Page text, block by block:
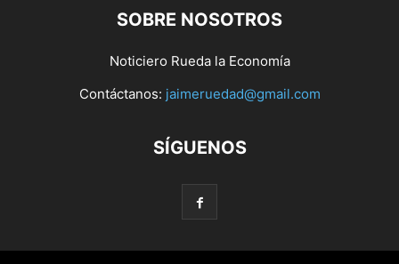
SOBRE NOSOTROS
Noticiero Rueda la Economía
Contáctanos: jaimeruedad@gmail.com
SÍGUENOS